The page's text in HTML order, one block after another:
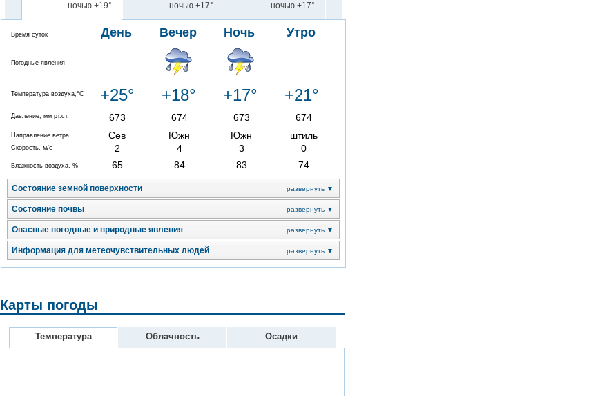
ночью +19°
Время суток День Вечер Ночь Утро
Погодные явления
Температура воздуха,°C +25° +18° +17° +21°
Давление, мм рт.ст. 673 674 673 674
Направление ветра Сев Южн Южн штиль
Скорость, м/с 2 4 3 0
Влажность воздуха, % 65 84 83 74
Состояние земной поверхности развернуть ▼
Состояние почвы развернуть ▼
Опасные погодные и природные явления развернуть ▼
Информация для метеочувствительных людей развернуть ▼
ночью +17° ночью +17°
Карты погоды
Температура Облачность Осадки